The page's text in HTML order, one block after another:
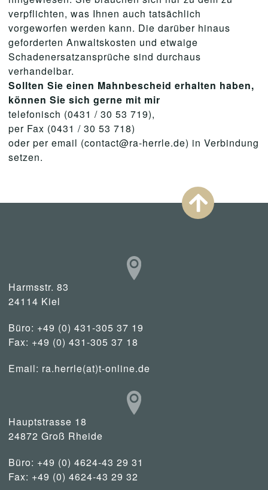
verpflichten, was Ihnen auch tatsächlich
vorgeworfen werden kann. Die darüber hinaus
geforderten Anwaltskosten und etwaige
Schadenersatzansprüche sind durchaus
verhandelbar.
Sollten Sie einen Mahnbescheid erhalten haben,
können Sie sich gerne mit mir
telefonisch (0431 / 30 53 719),
per Fax (0431 / 30 53 718)
oder per email (contact@ra-herrle.de) in Verbindung
setzen.
Harmsstr. 83
24114 Kiel
Büro: +49 (0) 431-305 37 19
Fax: +49 (0) 431-305 37 18
Email: ra.herrle(at)t-online.de
Hauptstrasse 18
24872 Groß Rheide
Büro: +49 (0) 4624-43 29 31
Fax: +49 (0) 4624-43 29 32